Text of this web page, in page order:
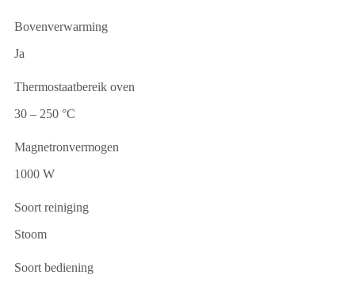
Bovenverwarming
Ja
Thermostaatbereik oven
30 – 250 °C
Magnetronvermogen
1000 W
Soort reiniging
Stoom
Soort bediening